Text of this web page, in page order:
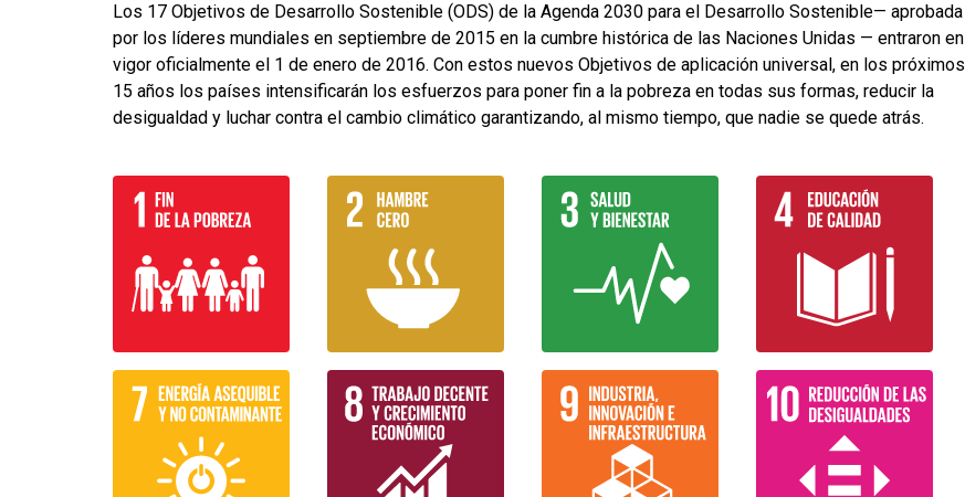
Los 17 Objetivos de Desarrollo Sostenible (ODS) de la Agenda 2030 para el Desarrollo Sostenible— aprobada
por los líderes mundiales en septiembre de 2015 en la cumbre histórica de las Naciones Unidas — entraron en
vigor oficialmente el 1 de enero de 2016. Con estos nuevos Objetivos de aplicación universal, en los próximos
15 años los países intensificarán los esfuerzos para poner fin a la pobreza en todas sus formas, reducir la
desigualdad y luchar contra el cambio climático garantizando, al mismo tiempo, que nadie se quede atrás.